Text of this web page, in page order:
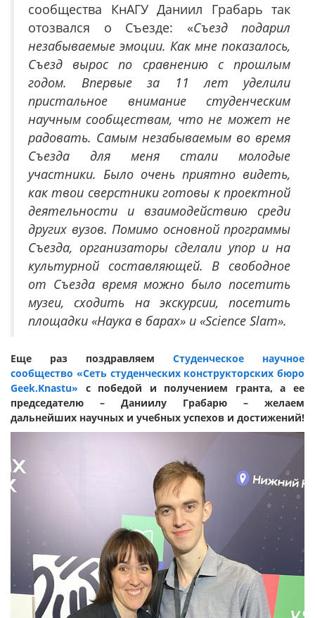
сообщества КнАГУ Даниил Грабарь так
отозвался о Съезде: «Съезд подарил
незабываемые эмоции. Как мне показалось,
Съезд вырос по сравнению с прошлым
годом. Впервые за 11 лет уделили
пристальное внимание студенческим
научным сообществам, что не может не
радовать. Самым незабываемым во время
Съезда для меня стали молодые
участники. Было очень приятно видеть,
как твои сверстники готовы к проектной
деятельности и взаимодействию среди
других вузов. Помимо основной программы
Съезда, организаторы сделали упор и на
культурной составляющей. В свободное
от Съезда время можно было посетить
музеи, сходить на экскурсии, посетить
площадки «Наука в барах» и «Science Slam».
Еще раз поздравляем Студенческое научное
сообщество «Сеть студенческих конструкторских бюро
Geek.Knastu»
с победой и получением гранта, а ее
председателю – Даниилу Грабарю – желаем
дальнейших научных и учебных успехов и достижений!